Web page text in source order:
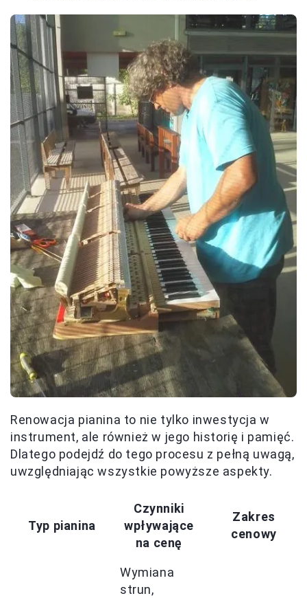
Renowacja pianina to nie tylko inwestycja w
instrument, ale również w jego historię i pamięć.
Dlatego podejdź do tego procesu z pełną uwagą,
uwzględniając wszystkie powyższe aspekty.
Typ pianina
Czynniki
wpływające
na cenę
Zakres
cenowy
Wymiana
strun,